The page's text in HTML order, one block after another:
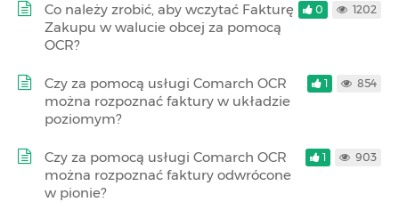
Co należy zrobić, aby wczytać Fakturę
Zakupu w walucie obcej za pomocą
OCR?
0 1202
Czy za pomocą usługi Comarch OCR
można rozpoznać faktury w układzie
poziomym?
1 854
Czy za pomocą usługi Comarch OCR
można rozpoznać faktury odwrócone
w pionie?
1 903